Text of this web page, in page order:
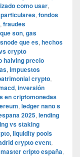
como usar,
, fondos
, fraudes
son, gas
que es, hechos
crypto
halving precio
, impuestos
crypto,
, inversión
en criptomonedas
, ledger nano s
2025, lending
vs staking
, liquidity pools
crypto event,
master cripto españa,